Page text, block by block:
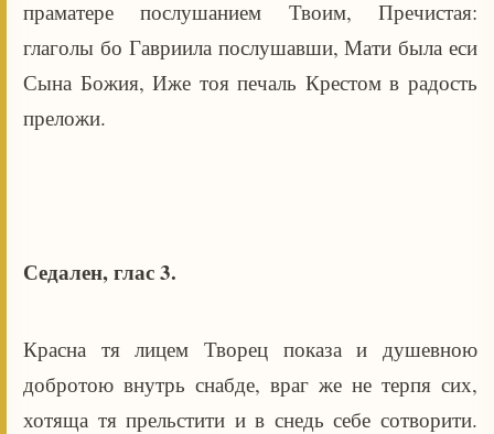
праматере послушанием Твоим, Пречистая:
глаголы бо Гавриила послушавши, Мати была еси
Сына Божия, Иже тоя печаль Крестом в радость
преложи.
Седален, глас 3.
Красна тя лицем Творец показа и душевною
добротою внутрь снабде, враг же не терпя сих,
хотяща тя прельстити и в снедь себе сотворити.